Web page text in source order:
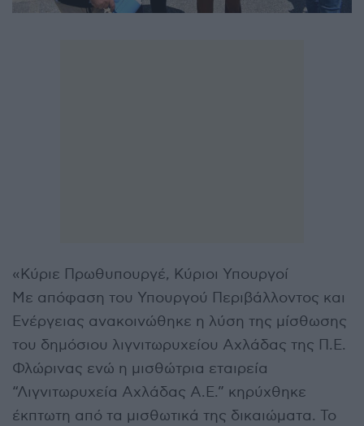
«Κύριε Πρωθυπουργέ, Κύριοι Υπουργοί
Με απόφαση του Υπουργού Περιβάλλοντος και
Ενέργειας ανακοινώθηκε η λύση της μίσθωσης
του δημόσιου λιγνιτωρυχείου Αχλάδας της Π.Ε.
Φλώρινας ενώ η μισθώτρια εταιρεία
“Λιγνιτωρυχεία Αχλάδας Α.Ε.” κηρύχθηκε
έκπτωτη από τα μισθωτικά της δικαιώματα. Το